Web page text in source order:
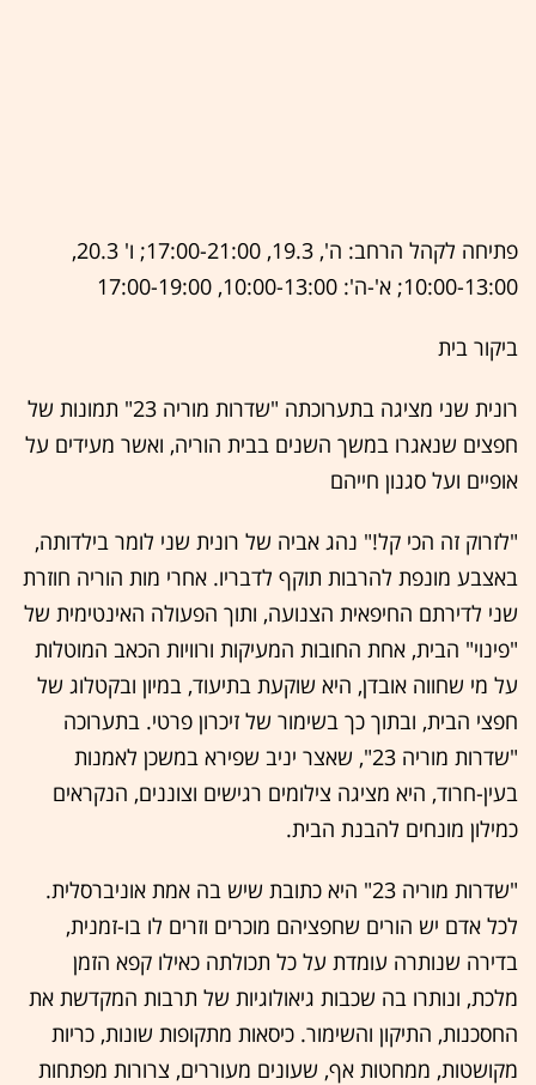
פתיחה לקהל הרחב: ה', 19.3, 17:00-21:00; ו' 20.3,
10:00-13:00; א'-ה': 10:00-13:00, 17:00-19:00
ביקור בית
רונית שני מציגה בתערוכתה "שדרות מוריה 23" תמונות של
חפצים שנאגרו במשך השנים בבית הוריה, ואשר מעידים על
אופיים ועל סגנון חייהם
"לזרוק זה הכי קל!" נהג אביה של רונית שני לומר בילדותה,
באצבע מונפת להרבות תוקף לדבריו. אחרי מות הוריה חוזרת
שני לדירתם החיפאית הצנועה, ותוך הפעולה האינטימית של
"פינוי" הבית, אחת החובות המעיקות ורוויות הכאב המוטלות
על מי שחווה אובדן, היא שוקעת בתיעוד, במיון ובקטלוג של
חפצי הבית, ובתוך כך בשימור של זיכרון פרטי. בתערוכה
"שדרות מוריה 23", שאצר יניב שפירא במשכן לאמנות
בעין-חרוד, היא מציגה צילומים רגישים וצוננים, הנקראים
כמילון מונחים להבנת הבית.
"שדרות מוריה 23" היא כתובת שיש בה אמת אוניברסלית.
לכל אדם יש הורים שחפציהם מוכרים וזרים לו בו-זמנית,
בדירה שנותרה עומדת על כל תכולתה כאילו קפא הזמן
מלכת, ונותרו בה שכבות גיאולוגיות של תרבות המקדשת את
החסכנות, התיקון והשימור. כיסאות מתקופות שונות, כריות
מקושטות, ממחטות אף, שעונים מעוררים, צרורות מפתחות